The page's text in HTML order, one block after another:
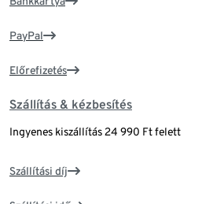
PayPal
Előrefizetés
Szállítás & kézbesítés
Ingyenes kiszállítás 24 990 Ft felett
Szállítási díj